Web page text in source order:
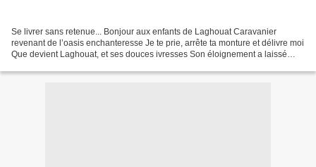
Se livrer sans retenue... Bonjour aux enfants de Laghouat Caravanier
revenant de l’oasis enchanteresse Je te prie, arrête ta monture et délivre moi
Que devient Laghouat, et ses douces ivresses Son éloignement a laissé